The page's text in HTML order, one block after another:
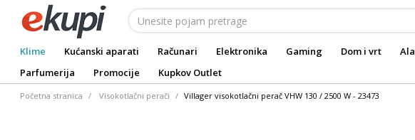
Klime Kućanski aparati Računari Elektronika Gaming Dom i vrt
Parfumerija
Promocije Kupkov Outlet
Početna stranica Visokotlačni perači Villager visokotlačni perač VHW 130 / 2500 W - 23473